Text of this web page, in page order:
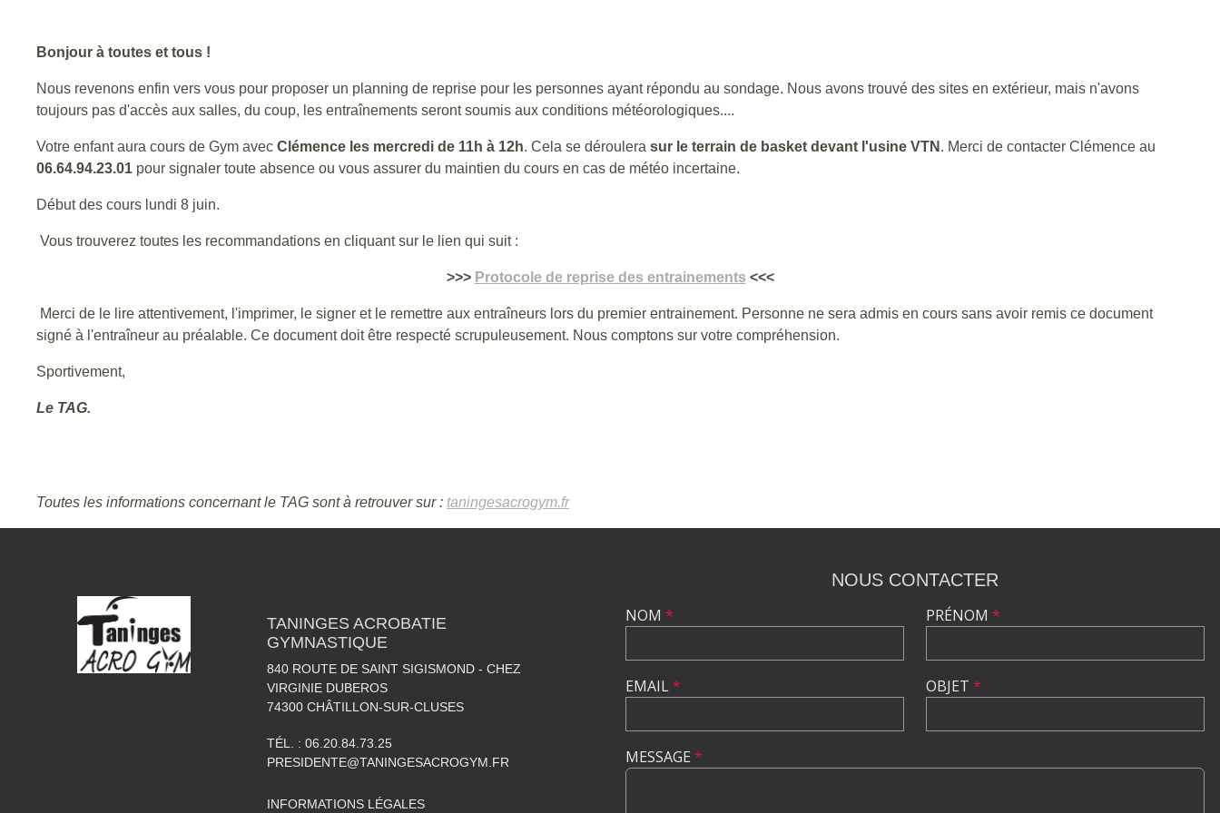
Bonjour à toutes et tous !
Nous revenons enfin vers vous pour proposer un planning de reprise pour les personnes ayant répondu au sondage. Nous avons trouvé des sites en extérieur, mais n'avons
toujours pas d'accès aux salles, du coup, les entraînements seront soumis aux conditions météorologiques....
Votre enfant aura cours de Gym avec Clémence les mercredi de 11h à 12h. Cela se déroulera sur le terrain de basket devant l'usine VTN . Merci de contacter Clémence au
06.64.94.23.01 pour signaler toute absence ou vous assurer du maintien du cours en cas de météo incertaine.
Début des cours lundi 8 juin.
Vous trouverez toutes les recommandations en cliquant sur le lien qui suit :
>>> Protocole de reprise des entrainements <<<
Merci de le lire attentivement, l'imprimer, le signer et le remettre aux entraîneurs lors du premier entrainement. Personne ne sera admis en cours sans avoir remis ce document
signé à l'entraîneur au préalable. Ce document doit être respecté scrupuleusement. Nous comptons sur votre compréhension.
Sportivement,
Le TAG.
Toutes les informations concernant le TAG sont à retrouver sur : taningesacrogym.fr
TANINGES ACROBATIE
GYMNASTIQUE
840 ROUTE DE SAINT SIGISMOND - CHEZ
VIRGINIE DUBEROS
74300 CHÂTILLON-SUR-CLUSES
TÉL. : 06.20.84.73.25
PRESIDENTE@TANINGESACROGYM.FR
INFORMATIONS LÉGALES
NOUS CONTACTER
NOM *
EMAIL*
PRÉNOM *
OBJET *
MESSAGE *